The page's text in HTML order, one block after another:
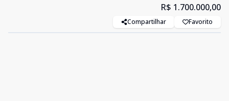
R$ 1.700.000,00
Compartilhar Favorito